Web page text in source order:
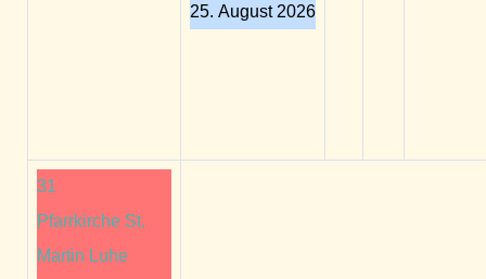
25. August 2026
31
Pfarrkirche St.
Martin Luhe